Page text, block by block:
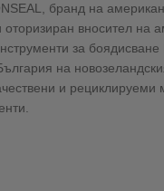
бранд на
оторизиран вносител на
за боядисване
на
и